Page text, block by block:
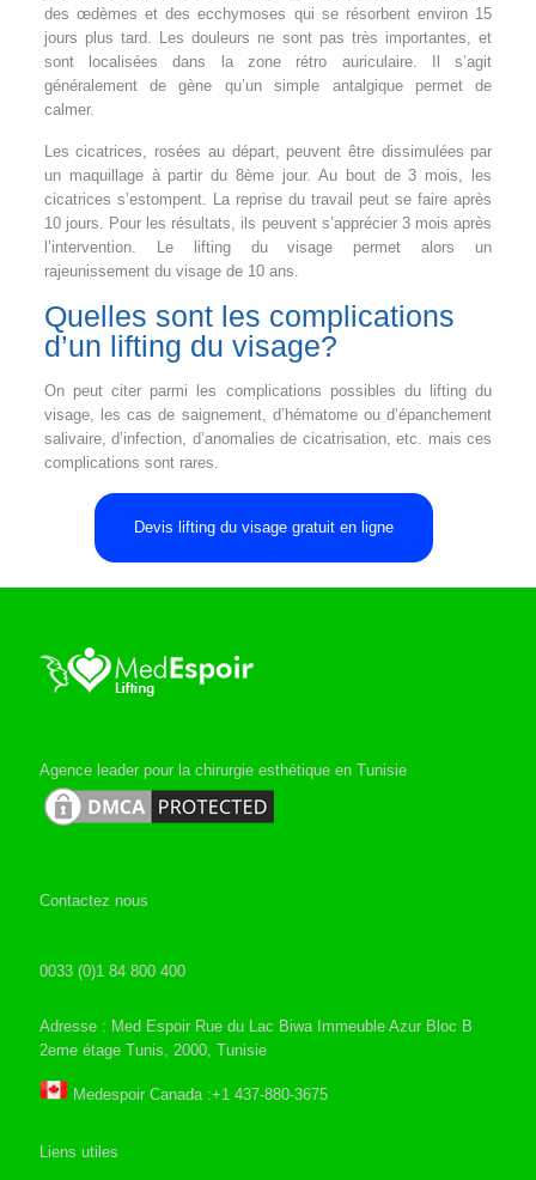
des œdèmes et des ecchymoses qui se résorbent environ 15
jours plus tard. Les douleurs ne sont pas très importantes, et
sont localisées dans la zone rétro auriculaire. Il s’agit
généralement de gène qu’un simple antalgique permet de
calmer.
Les cicatrices, rosées au départ, peuvent être dissimulées par
un maquillage à partir du 8ème jour. Au bout de 3 mois, les
cicatrices s’estompent. La reprise du travail peut se faire après
10 jours. Pour les résultats, ils peuvent s’apprécier 3 mois après
l’intervention. Le lifting du visage permet alors un
rajeunissement du visage de 10 ans.
Quelles sont les complications
d’un lifting du visage?
On peut citer parmi les complications possibles du lifting du
visage, les cas de saignement, d’hématome ou d’épanchement
salivaire, d’infection, d’anomalies de cicatrisation, etc. mais ces
complications sont rares.
Devis lifting du visage gratuit en ligne
Agence leader pour la chirurgie esthétique en Tunisie
Contactez nous
0033 (0)1 84 800 400
Adresse : Med Espoir Rue du Lac Biwa Immeuble Azur Bloc B
2eme étage Tunis, 2000, Tunisie
Medespoir Canada :+1 437-880-3675
Liens utiles